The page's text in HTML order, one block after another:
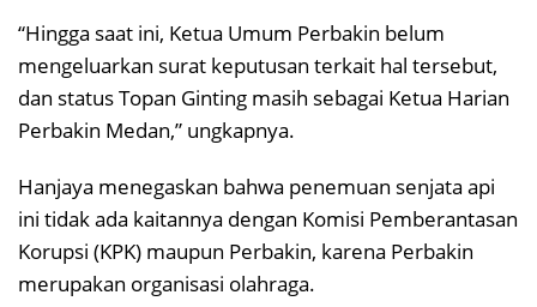
“Hingga saat ini, Ketua Umum Perbakin belum
mengeluarkan surat keputusan terkait hal tersebut,
dan status Topan Ginting masih sebagai Ketua Harian
Perbakin Medan,” ungkapnya.
Hanjaya menegaskan bahwa penemuan senjata api
ini tidak ada kaitannya dengan Komisi Pemberantasan
Korupsi (KPK) maupun Perbakin, karena Perbakin
merupakan organisasi olahraga.